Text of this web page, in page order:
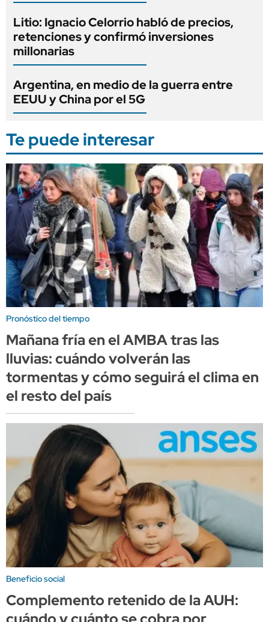
Litio: Ignacio Celorrio habló de precios,
retenciones y confirmó inversiones
millonarias
Argentina, en medio de la guerra entre
EEUU y China por el 5G
Te puede interesar
Pronóstico del tiempo
Mañana fría en el AMBA tras las
lluvias: cuándo volverán las
tormentas y cómo seguirá el clima en
el resto del país
Beneficio social
Complemento retenido de la AUH: